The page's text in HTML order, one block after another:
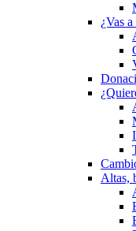
¿Vas
Altas,